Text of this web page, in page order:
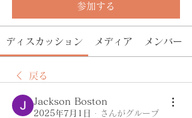
参加する
ディスカッション メディア メンバー
戻る
Jackson Boston
2025年7月1日 ·
さんがグループ